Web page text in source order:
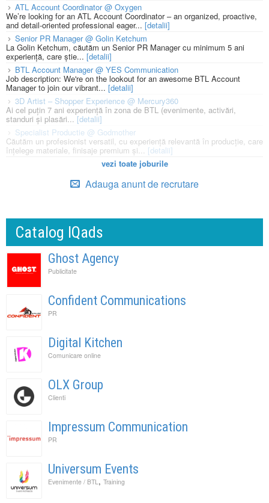
ATL Account Coordinator @ Oxygen
We’re looking for an ATL Account Coordinator – an organized, proactive,
and detail-oriented professional eager... [detalii]
Senior PR Manager @ Golin Ketchum
La Golin Ketchum, căutăm un Senior PR Manager cu minimum 5 ani
experiență, care știe... [detalii]
BTL Account Manager @ YES Communication
Job description: We're on the lookout for an awesome BTL Account
Manager to join our vibrant... [detalii]
3D Artist – Shopper Experience @ Mercury360
Ai cel puțin 7 ani experiență în zona de BTL (evenimente, activări,
standuri și plasări...[detalii]
Specialist Productie @ Godmother
Căutăm un profesionist versatil, cu experiență relevantă în producție, care
înțelege materiale, finisaje premium și... [detalii]
vezi toate joburile
Adauga anunt de recrutare
Catalog IQads
Ghost Agency
Publicitate
Confident Communications
PR
Digital Kitchen
Comunicare online
OLX Group
Clienti
Impressum Communication
PR
Universum Events
Evenimente / BTL, Training